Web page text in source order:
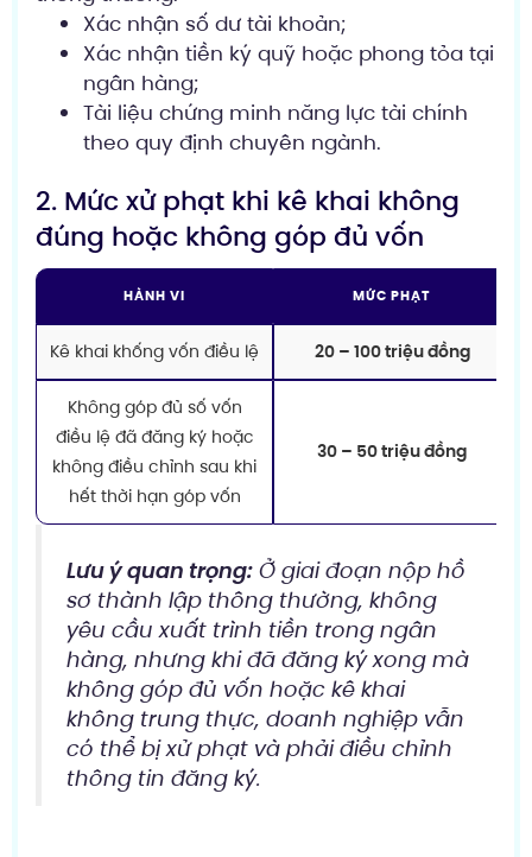
Xác nhận số dư tài khoản;
Xác nhận tiền ký quỹ hoặc phong tỏa tại
ngân hàng;
Tài liệu chứng minh năng lực tài chính
theo quy định chuyên ngành.
2. Mức xử phạt khi kê khai không
đúng hoặc không góp đủ vốn
HÀNH VI MỨC PHẠT
Kê khai khống vốn điều lệ 20 – 100 triệu đồng
Không góp đủ số vốn
điều lệ đã đăng ký hoặc
không điều chỉnh sau khi
hết thời hạn góp vốn
30 – 50 triệu đồng
Lưu ý quan trọng:Ở giai đoạn nộp hồ
sơ thành lập thông thường, không
yêu cầu xuất trình tiền trong ngân
hàng, nhưng khi đã đăng ký xong mà
không góp đủ vốn hoặc kê khai
không trung thực, doanh nghiệp vẫn
có thể bị xử phạt và phải điều chỉnh
thông tin đăng ký.